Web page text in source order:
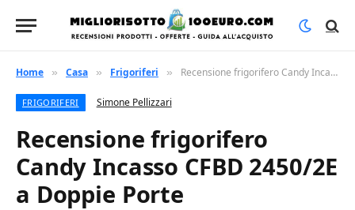
Home » Casa » Frigoriferi » Recensione frigorifero Candy Incasso CFBD 2450/2E a Doppie Porte
FRIGORIFERI Simone Pellizzari
Recensione frigorifero
Candy Incasso CFBD 2450/2E
a Doppie Porte